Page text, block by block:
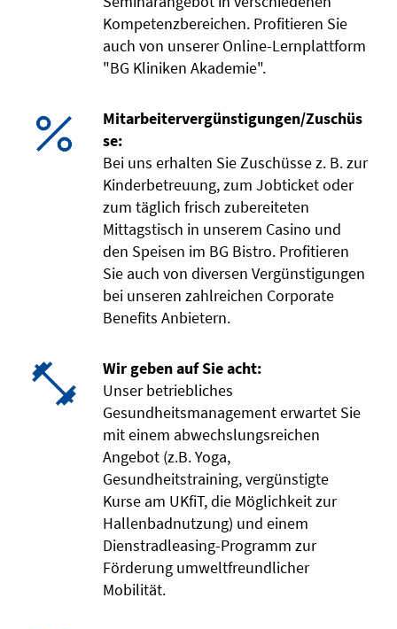
Kompetenzbereichen. Profitieren Sie
auch von unserer Online-Lernplattform
"BG Kliniken Akademie".
Mitarbeitervergünstigungen/Zuschüs
se:
Bei uns erhalten Sie Zuschüsse z. B. zur
Kinderbetreuung, zum Jobticket oder
zum täglich frisch zubereiteten
Mittagstisch in unserem Casino und
den Speisen im BG Bistro. Profitieren
Sie auch von diversen Vergünstigungen
bei unseren zahlreichen Corporate
Benefits Anbietern.
Wir geben auf Sie acht:
Unser betriebliches
Gesundheitsmanagement erwartet Sie
mit einem abwechslungsreichen
Angebot (z.B. Yoga,
Gesundheitstraining, vergünstigte
Kurse am UKfiT, die Möglichkeit zur
Hallenbadnutzung) und einem
Dienstradleasing-Programm zur
Förderung umweltfreundlicher
Mobilität.